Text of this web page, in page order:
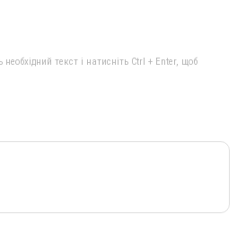
текст і натисніть Ctrl + Enter, щоб